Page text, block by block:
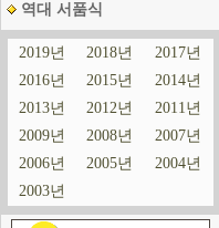
역대 서품식
2019년 2018년
2017년
2016년
2015년
2014년
2013년
2012년
2011년
2009년
2008년
2007년
2006년
2005년
2004년
2003년